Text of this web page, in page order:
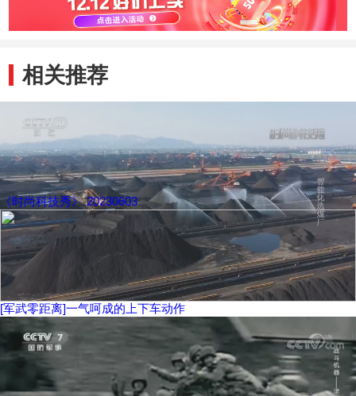
相关推荐
《时尚科技秀》 20230603
[军武零距离]一气呵成的上下车动作